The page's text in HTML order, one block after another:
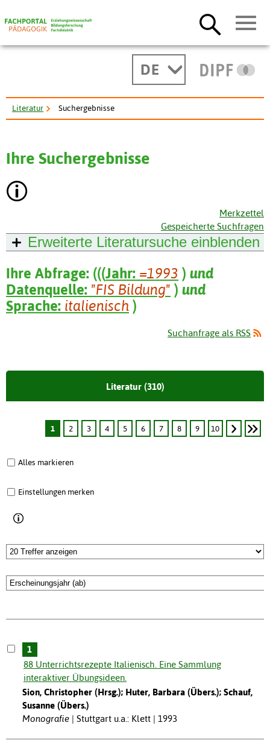
DE
Literatur Suchergebnisse
Ihre Suchergebnisse
Merkzettel
Gespeicherte Suchfragen
Erweiterte Literatursuche einblenden
Ihre Abfrage: (((Jahr: =1993 ) und
Datenquelle: "FIS Bildung" ) und
Sprache: italienisch )
Suchanfrage als RSS
Literatur (310)
1 2 3 4 5 6 7 8 9 10
Alles markieren
Einstellungen merken
1
88 Unterrichtsrezepte Italienisch. Eine Sammlung
interaktiver Übungsideen.
Sion, Christopher (Hrsg.); Huter, Barbara (Übers.); Schauf,
Susanne (Übers.)
Monografie
Stuttgart u.a.: Klett | 1993